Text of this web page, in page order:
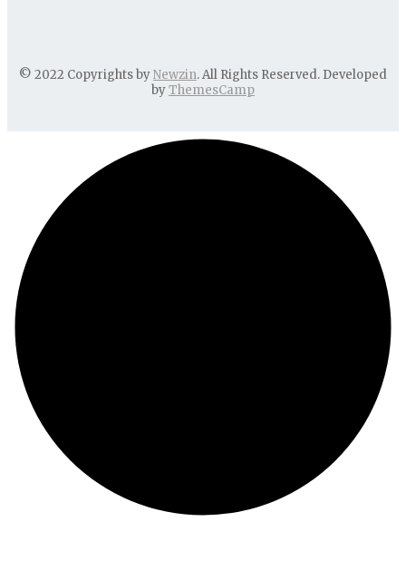
© 2022 Copyrights byNewzin. All Rights Reserved. Developed
byThemesCamp